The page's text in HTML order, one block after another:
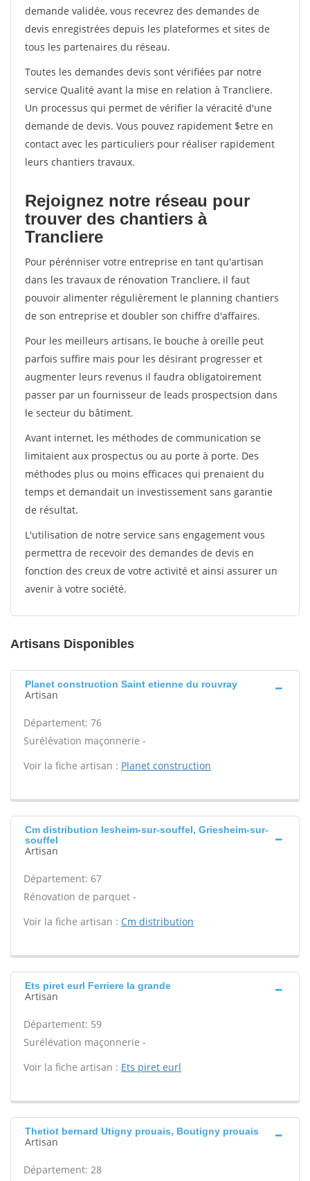
demande validée, vous recevrez des demandes de
devis enregistrées depuis les plateformes et sites de
tous les partenaires du réseau.
Toutes les demandes devis sont vérifiées par notre
service Qualité avant la mise en relation à Trancliere.
Un processus qui permet de vérifier la véracité d'une
demande de devis. Vous pouvez rapidement $etre en
contact avec les particuliers pour réaliser rapidement
leurs chantiers travaux.
Rejoignez notre réseau pour
trouver des chantiers à
Trancliere
Pour pérénniser votre entreprise en tant qu'artisan
dans les travaux de rénovation Trancliere, il faut
pouvoir alimenter régulièrement le planning chantiers
de son entreprise et doubler son chiffre d'affaires.
Pour les meilleurs artisans, le bouche à oreille peut
parfois suffire mais pour les désirant progresser et
augmenter leurs revenus il faudra obligatoirement
passer par un fournisseur de leads prospectsion dans
le secteur du bâtiment.
Avant internet, les méthodes de communication se
limitaient aux prospectus ou au porte à porte. Des
méthodes plus ou moins efficaces qui prenaient du
temps et demandait un investissement sans garantie
de résultat.
L'utilisation de notre service sans engagement vous
permettra de recevoir des demandes de devis en
fonction des creux de votre activité et ainsi assurer un
avenir à votre société.
Artisans Disponibles
Planet construction Saint etienne du rouvray
Artisan
Département: 76
Surélévation maçonnerie -
Voir la fiche artisan : Planet construction
Cm distribution Iesheim-sur-souffel, Griesheim-sur-
souffel
Artisan
Département: 67
Rénovation de parquet -
Voir la fiche artisan : Cm distribution
Ets piret eurl Ferriere la grande
Artisan
Département: 59
Surélévation maçonnerie -
Voir la fiche artisan : Ets piret eurl
Thetiot bernard Utigny prouais, Boutigny prouais
Artisan
Département: 28